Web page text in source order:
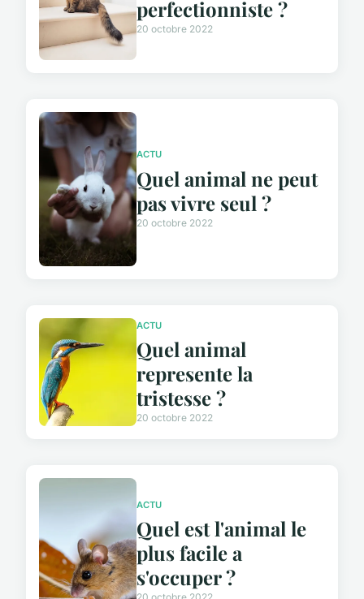
perfectionniste ?
20 octobre 2022
ACTU
Quel animal ne peut
pas vivre seul ?
20 octobre 2022
ACTU
Quel animal
represente la
tristesse ?
20 octobre 2022
ACTU
Quel est l'animal le
plus facile a
s'occuper ?